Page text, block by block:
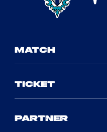
MATCH
TICKET
PARTNER